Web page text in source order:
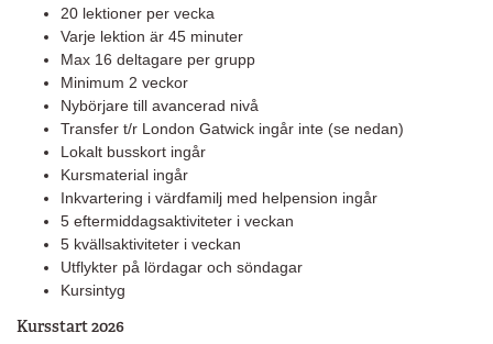
20 lektioner per vecka
Varje lektion är 45 minuter
Max 16 deltagare per grupp
Minimum 2 veckor
Nybörjare till avancerad nivå
Transfer t/r London Gatwick ingår inte (se nedan)
Lokalt busskort ingår
Kursmaterial ingår
Inkvartering i värdfamilj med helpension ingår
5 eftermiddagsaktiviteter i veckan
5 kvällsaktiviteter i veckan
Utflykter på lördagar och söndagar
Kursintyg
Kursstart 2026